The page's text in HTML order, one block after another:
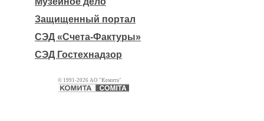
Защищенный портал
СЭД «Счета-Фактуры»
СЭД Гостехнадзор
© 1991-2026 АО "Комита"